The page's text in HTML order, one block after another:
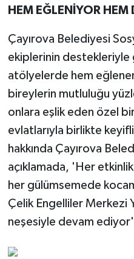
HEM EĞLENİYOR
Çayırova Belediyesi
ekiplerinin destekleriyle
atölyelerde hem
bireylerin mutluluğu
onlara eşlik eden özel
evlatlarıyla birlikte
hakkında Çayırova
açıklamada, 'Her
her gülümsemede
Çelik Engelliler Merkezi
neşesiyle devam